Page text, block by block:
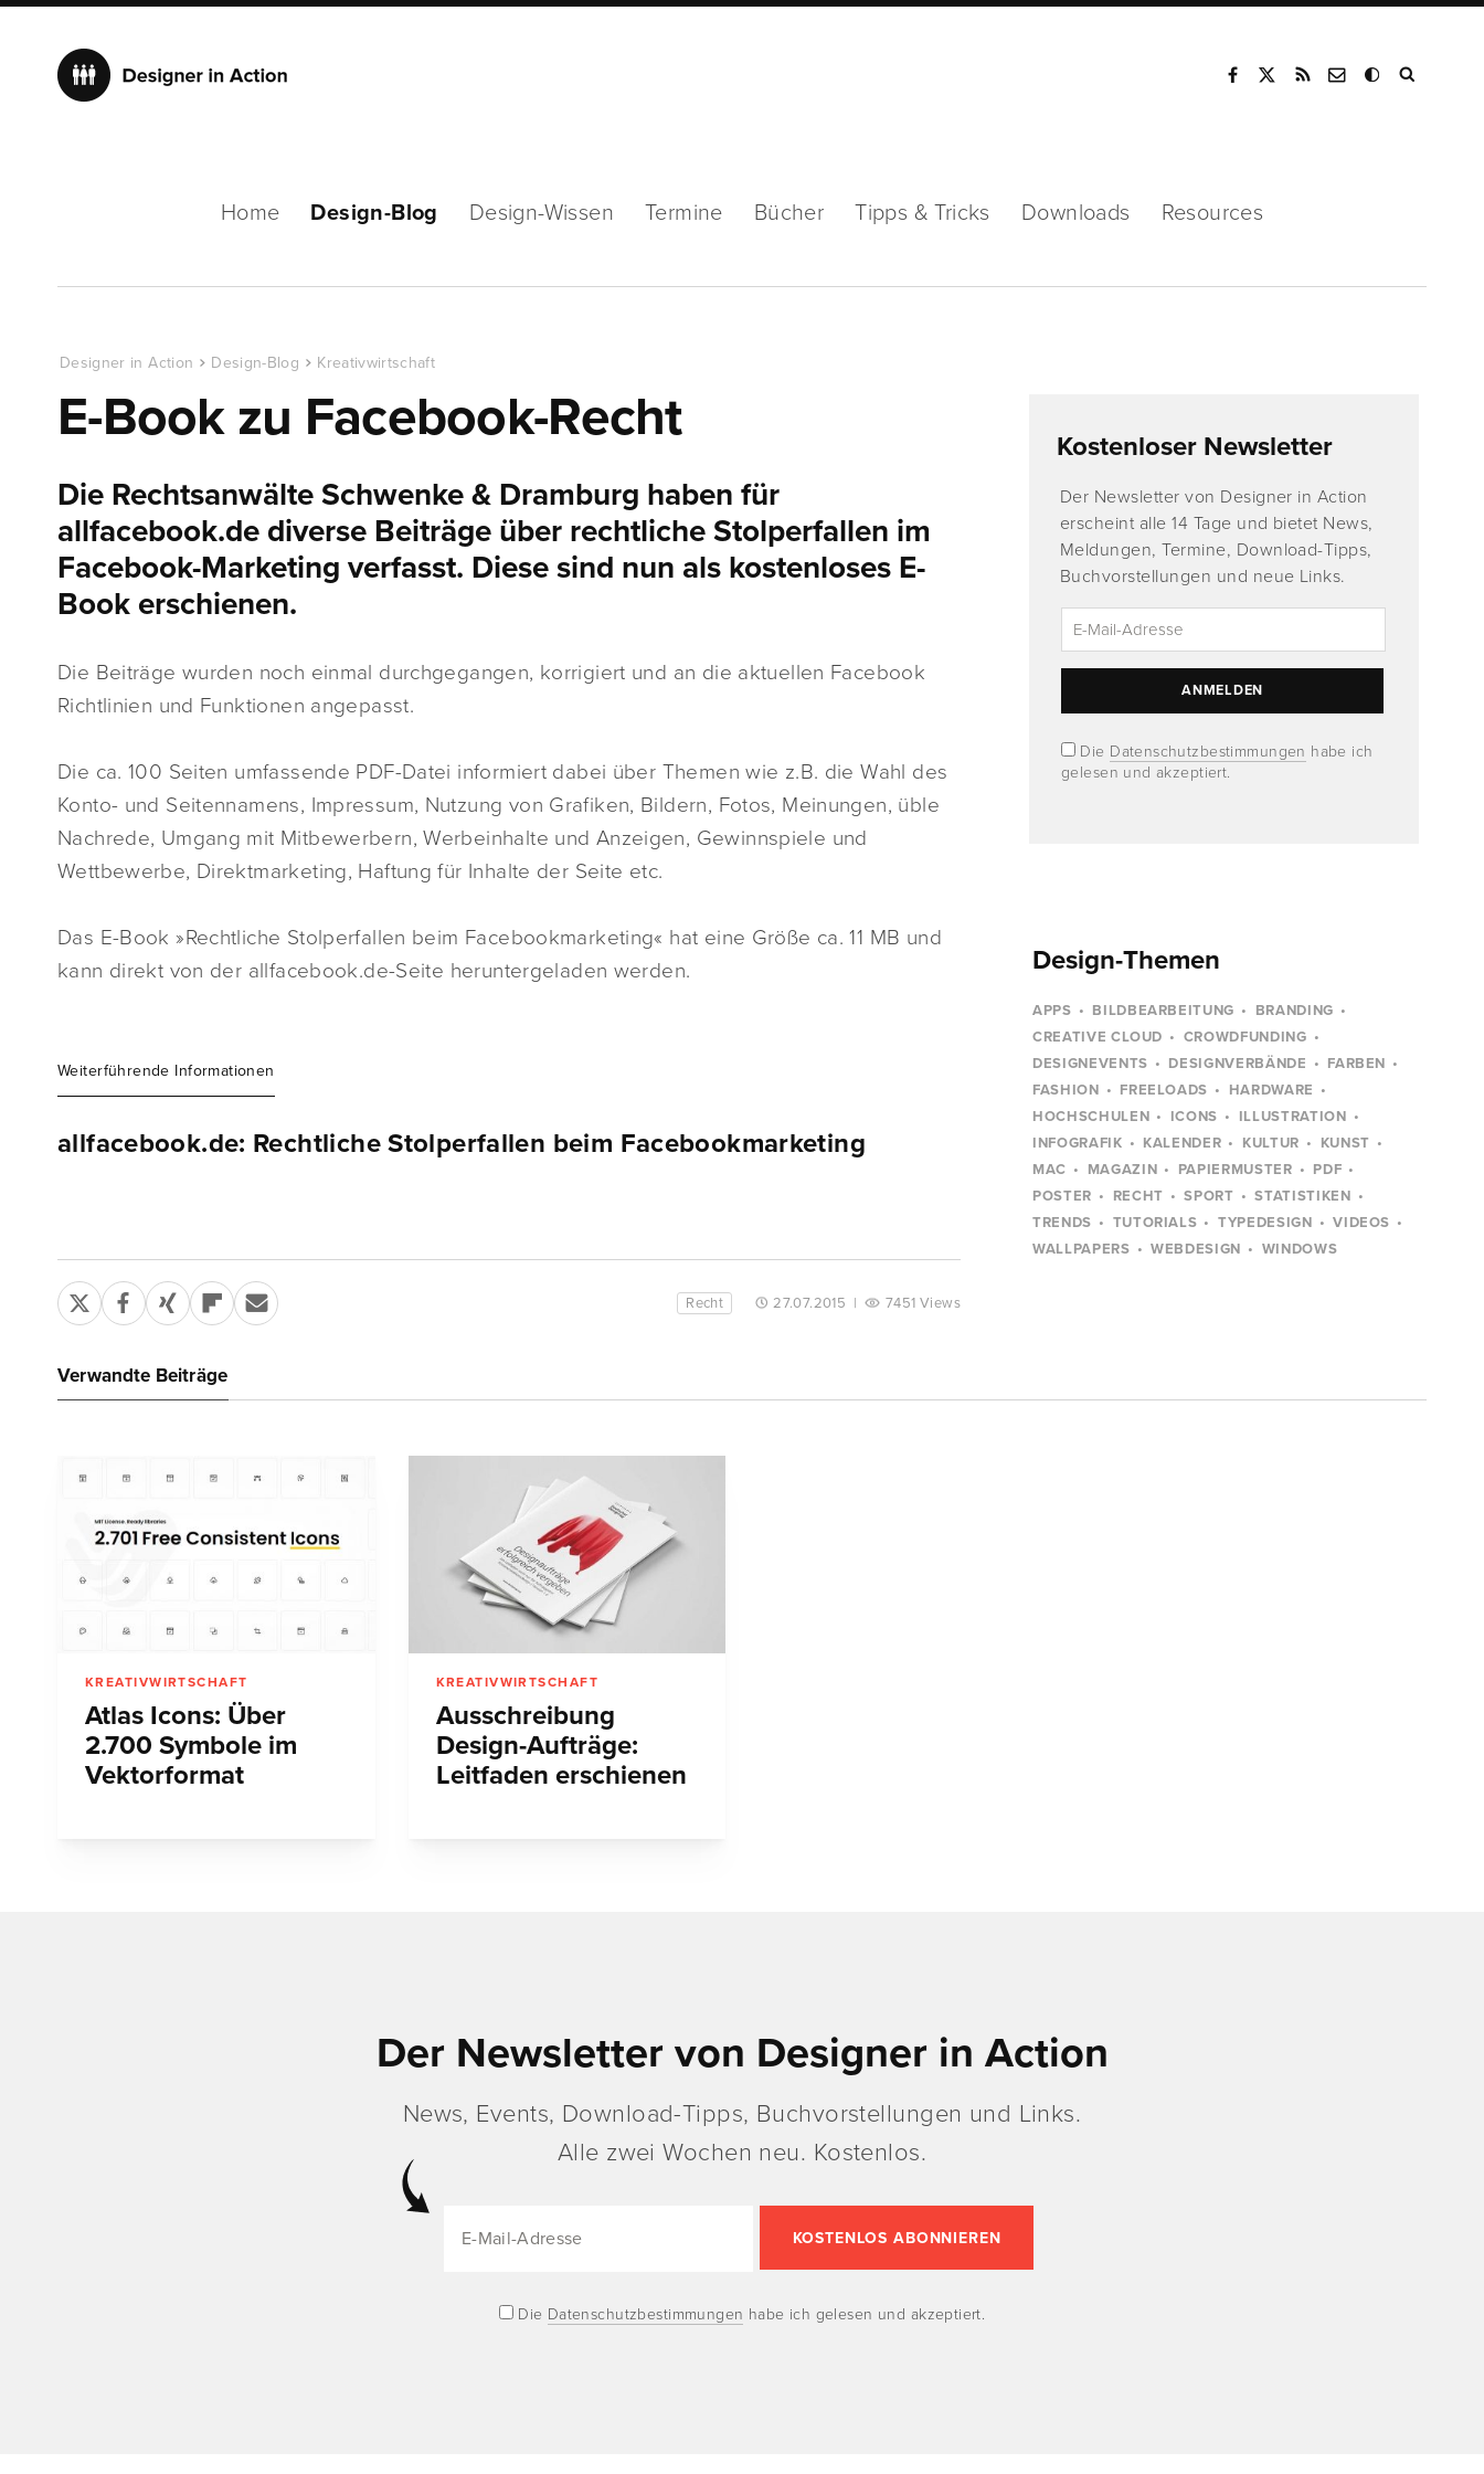
Home Design-Blog Design-Wissen Termine Bücher Tipps & Tricks Downloads Resources
Designer in Action Design-Blog Kreativwirtschaft
E-Book zu Facebook-Recht
Die Rechtsanwälte Schwenke & Dramburg haben für
allfacebook.de diverse Beiträge über rechtliche Stolperfallen im
Facebook-Marketing verfasst. Diese sind nun als kostenloses E-
Book erschienen.
Die Beiträge wurden noch einmal durchgegangen, korrigiert und an die aktuellen Facebook
Richtlinien und Funktionen angepasst.
Die ca. 100 Seiten umfassende PDF-Datei informiert dabei über Themen wie z.B. die Wahl des
Konto- und Seitennamens, Impressum, Nutzung von Grafiken, Bildern, Fotos, Meinungen, üble
Nachrede, Umgang mit Mitbewerbern, Werbeinhalte und Anzeigen, Gewinnspiele und
Wettbewerbe, Direktmarketing, Haftung für Inhalte der Seite etc.
Das E-Book »Rechtliche Stolperfallen beim Facebookmarketing« hat eine Größe ca. 11 MB und
kann direkt von der allfacebook.de-Seite heruntergeladen werden.
Weiterführende Informationen
allfacebook.de: Rechtliche Stolperfallen beim Facebookmarketing
Recht 27.07.2015 | 7451 Views
Kostenloser Newsletter
Der Newsletter von Designer in Action
erscheint alle 14 Tage und bietet News,
Meldungen, Termine, Download-Tipps,
Buchvorstellungen und neue Links.
Die Datenschutzbestimmungen habe ich
gelesen und akzeptiert.
Design-Themen
APPS BILDBEARBEITUNG
BRANDING
CREATIVE CLOUD
CROWDFUNDING
DESIGNEVENTS
DESIGNVERBÄNDE
FARBEN
FASHION
FREELOADS
HARDWARE
HOCHSCHULEN
ICONS
ILLUSTRATION
INFOGRAFIK
KALENDER KULTUR
KUNST
MAC
MAGAZIN PAPIERMUSTER
PDF
POSTER
RECHT SPORT
STATISTIKEN
TRENDS
TUTORIALS TYPEDESIGN
VIDEOS
WALLPAPERS
WEBDESIGN WINDOWS
Verwandte Beiträge
KREATIVWIRTSCHAFT
Atlas Icons: Über
2.700 Symbole im
Vektorformat
KREATIVWIRTSCHAFT
Ausschreibung
Design-Aufträge:
Leitfaden erschienen
Der Newsletter von Designer in Action
News, Events, Download-Tipps, Buchvorstellungen und Links.
Alle zwei Wochen neu. Kostenlos.
Die Datenschutzbestimmungen habe ich gelesen und akzeptiert.